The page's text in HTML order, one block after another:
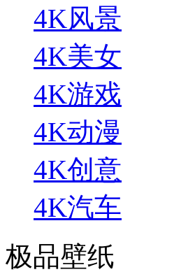
4K风景
4K美女
4K游戏
4K动漫
4K创意
4K汽车
极品壁纸